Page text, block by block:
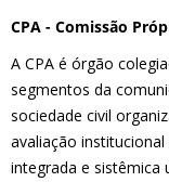
CPA - Comissão
A CPA é órgão
segmentos da
sociedade civil
avaliação
integrada e sistêmica